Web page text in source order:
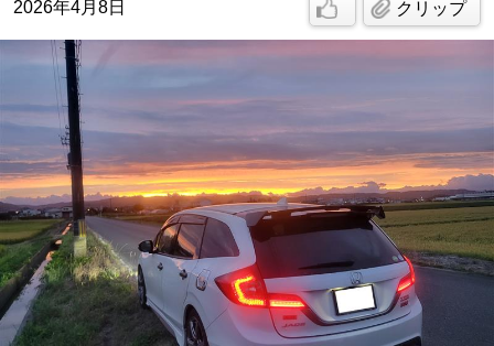
2026年4月8日 クリップ